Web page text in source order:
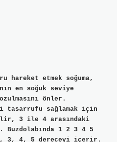
hareket etmek soğuma,
en soğuk seviye
önler.
tasarrufu sağlamak için
3 ile 4 arasındaki
1 2 3 4 5
2, 3, 4, 5 dereceyi içerir.